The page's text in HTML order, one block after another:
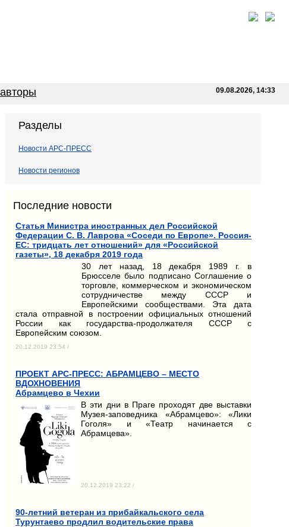
09.08.2026, 14:33
Разделы
Новости АРС-ПРЕСС
Новости регионов
Последние новости
Статья Министра иностранных дел Российской
Федерации С. В. Лаврова «Соседи по Европе». Россия-
ЕС: тридцать лет отношений» для «Российской
газеты», 18 декабря 2019 года
30 лет назад, 18 декабря 1989 г. в
Брюсселе было подписано Соглашение о
торговле, коммерческом и экономическом
сотрудничестве между СССР и
Европейскими сообществами. Эта дата
стала отправной в построении официальных отношений
России как государства-продолжателя СССР с
Европейским союзом.
20.12.2019 23:54 /
ПРОЕКТ АРС-ПРЕСС: АБРАМЦЕВО – МЕСТО
ВДОХНОВЕНИЯ
Абрамцево в Чехии
В эти дни в Праге проходят две выставки
Музея-заповедника «Абрамцево»: «Лики
Гоголя» и «Театр начинается с
Абрамцева».
20.12.2019 23:22 /
90-летний ветеран из прибайкальского села
Турунтаево продлил водительские права